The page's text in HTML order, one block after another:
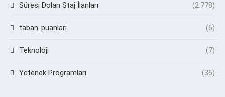
Süresi Dolan Staj İlanları (2.778)
taban-puanlari (6)
Teknoloji (7)
Yetenek Programları (36)